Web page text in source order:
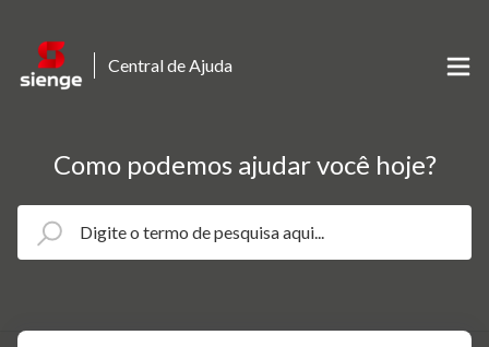
Central de Ajuda
Como podemos ajudar você hoje?